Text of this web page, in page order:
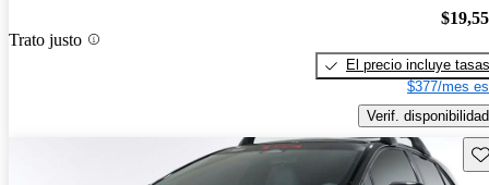
Trato justo
El precio incluye tasas
$377/mes
Verif. disponibilidad